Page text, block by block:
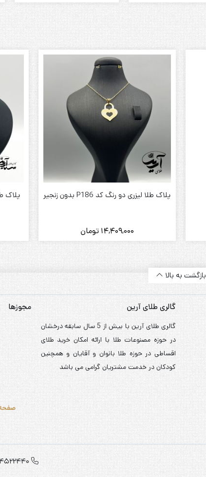
پلاک طلا لیزری دو رنگ کد P186 بدون زنجیر
14,409,000 تومان
بازگشت به بالا
گالری طلای آرین
گالری طلای آرین با بیش از 5 سال سابقه درخشان
در حوزه مصنوعات طلا با ارائه امکان خرید طلای
اقساطی در حوزه طلا بانوان و آقایان و همچنین
کودکان در خدمت مشتریان گرامی می باشد
مجوزها